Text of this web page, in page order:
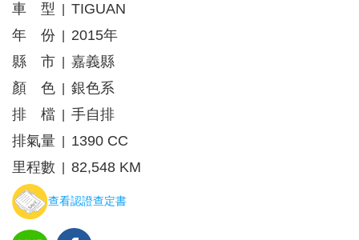
車 型
TIGUAN
年 份
2015年
縣 市
嘉義縣
顏 色
銀色系
排 檔
手自排
排氣量
1390 CC
里程數
82,548 KM
查看認證查定書